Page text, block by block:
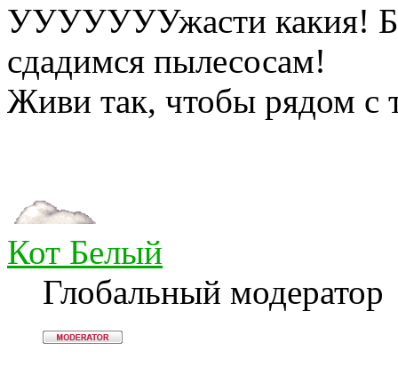
УУУУУУУжасти какия!
сдадимся пылесосам!
Живи так, чтобы рядом с
Кот Белый
Глобальный модератор